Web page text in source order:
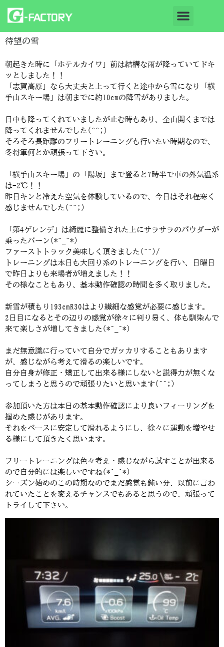
待望の雪
朝起きた時に「ホテルカイワ」前は結構な雨が降っていてドキ
ッとしました！！
「志賀高原」なら大丈夫と上って行くと途中から雪になり「横
手山スキー場」は朝までに約10cmの降雪がありました。
日中も降ってくれていましたが止む時もあり、全山開くまでは
降ってくれませんでした(^^;)
そろそろ長距離のフリートレーニングも行いたい時期なので、
冬将軍何とか頑張って下さい。
「横手山スキー場」の「陽坂」まで登ると7時半で車の外気温系
は-2℃！！
昨日キンと冷えた空気を体験しているので、今日はそれ程寒く
感じませんでした(^^;)
「第4ゲレンデ」は綺麗に整備された上にサラサラのパウダーが
乗ったバーン(*^_^*)
ファーストトラック美味しく頂きました(^^)/
トレーニングは本日も大回り系のトレーニングを行い、日曜日
で昨日よりも来場者が増えました！！
その様なこともあり、基本動作確認の時間を多く取りました。
新雪が積もり193cmR30はより繊細な感覚が必要に感じます。
2日目になるとその辺りの感覚が徐々に判り易く、体も馴染んで
来て楽しさが増してきました(*^_^*)
まだ無意識に行っていて自分でガッカリすることもあります
が、感じながら考えて滑るの楽しいです。
自分自身が修正・矯正して出来る様にしないと説得力が無くな
ってしまうと思うので頑張りたいと思います(^^;)
参加頂いた方は本日の基本動作確認により良いフィーリングを
掴めた感じがあります。
それをベースに安定して滑れるようにし、徐々に運動を増やせ
る様にして頂きたく思います。
フリートレーニングは色々考え・感じながら試すことが出来る
ので自分的には楽しいですね(*^_^*)
シーズン始めのこの時期なのでまだ感覚も鈍い分、以前に言わ
れていたことを変えるチャンスでもあると思うので、頑張って
トライして下さい。